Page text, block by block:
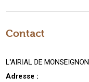
Contact
L'AIRIAL DE MONSEIGNON
Adresse :